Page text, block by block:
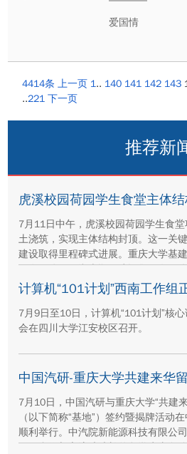
爱国情
4414条 上一页 1.. 140 141 142 143
..221 下一页
推荐新
虎溪校园荷园学生食堂主体
7月11日中午，虎溪校园荷园学生食
土浇筑，实现主体结构封顶。这一关
建设取得里程碑式进展。重庆大学基
团有限公司、湖南顺天建设集团有限
询有限公司等参建单位代表现场参与
计算机“101计划”西南工作组
7月9日至10日，计算机“101计划”核
会在四川大学江安校区召开。
7月10日，中国汽研与重庆大学“共建
（以下简称“基地”）签约暨揭牌活动
顺利举行。中汽院新能源科技有限公
国际合作与交流处处长兼留学生事务